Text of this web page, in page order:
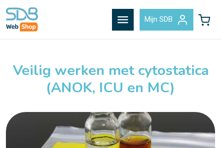
menu Mijn SDB
Veilig werken met cytostatica
(ANOK, ICU en MC)